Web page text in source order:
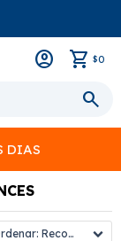
$0
DIAS
Recomendados